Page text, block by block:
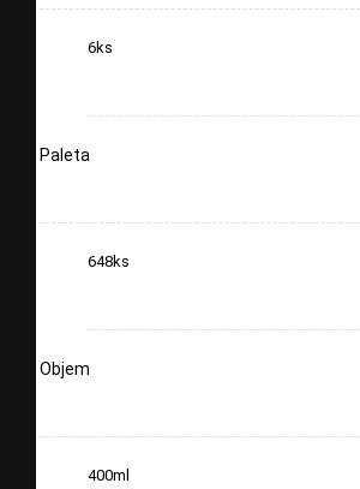
6ks
Paleta
648ks
Objem
400ml